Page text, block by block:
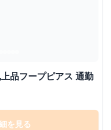
品フープピアス 通勤
を見る